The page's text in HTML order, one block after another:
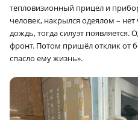
тепловизионный прицел и
человек, накрылся одеялом –
дождь, тогда силуэт
фронт. Потом пришёл отклик от
спасло ему жизнь».